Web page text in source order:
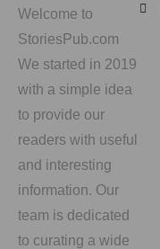
Welcome to
StoriesPub.com
We started in 2019
with a simple idea
to provide our
readers with useful
and interesting
information. Our
team is dedicated
to curating a wide